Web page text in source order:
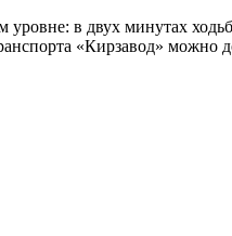
в двух минутах
«Кирзавод» можно